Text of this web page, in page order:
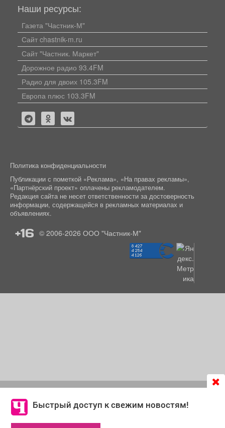
Быстрый доступ к свежим новостям!
согласие на обработку файлов cookie, которые
обеспечивают корректную работу сайта и сбора
информации для улучшения качества сервисов.
Наши ресурсы:
Газета "Частник-М"
Сайт chastnik-m.ru
Сайт "Частник. Маркет"
Дорожное радио 93.4FM
Радио для двоих 105.3FM
Европа плюс 103.3FM
Политика конфиденциальности
Публикации с пометкой «Реклама», «На правах рекламы»,
«Партнёрский проект» оплачены рекламодателем.
Редакция сайта не несет ответственности за достоверность
информации, содержащейся в рекламных материалах и
объявлениях.
+16 © 2006-2026 ООО "Частник-М"